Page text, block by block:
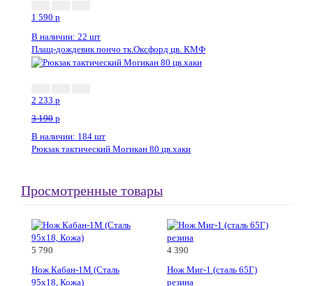
1 590 p
В наличии: 22 шт
Плащ-дождевик пончо тк.Оксфорд цв. КМФ
2 233 p
3 190 p
В наличии: 184 шт
Рюкзак тактический Могикан 80 цв.хаки
Просмотренные товары
5 790
Нож Кабан-1М (Сталь
95х18, Кожа)
4 390
Нож Миг-1 (сталь 65Г)
резина